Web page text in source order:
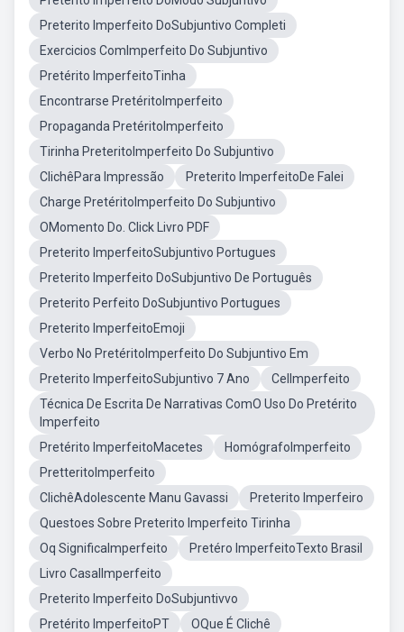
Preterito Imperfeito DoSubjuntivo Completi
Exercicios ComImperfeito Do Subjuntivo
Pretérito ImperfeitoTinha
Encontrarse PretéritoImperfeito
Propaganda PretéritoImperfeito
Tirinha PreteritoImperfeito Do Subjuntivo
ClichêPara Impressão
Preterito ImperfeitoDe Falei
Charge PretéritoImperfeito Do Subjuntivo
OMomento Do. Click Livro PDF
Preterito ImperfeitoSubjuntivo Portugues
Preterito Imperfeito DoSubjuntivo De Português
Preterito Perfeito DoSubjuntivo Portugues
Preterito ImperfeitoEmoji
Verbo No PretéritoImperfeito Do Subjuntivo Em
Preterito ImperfeitoSubjuntivo 7 Ano
CelImperfeito
Técnica De Escrita De Narrativas ComO Uso Do Pretérito
Imperfeito
Pretérito ImperfeitoMacetes
HomógrafoImperfeito
PretteritoImperfeito
ClichêAdolescente Manu Gavassi
Preterito Imperfeiro
Questoes Sobre Preterito Imperfeito Tirinha
Oq SignificaImperfeito
Pretéro ImperfeitoTexto Brasil
Livro CasalImperfeito
Preterito Imperfeito DoSubjuntivvo
Pretérito ImperfeitoPT
OQue É Clichê